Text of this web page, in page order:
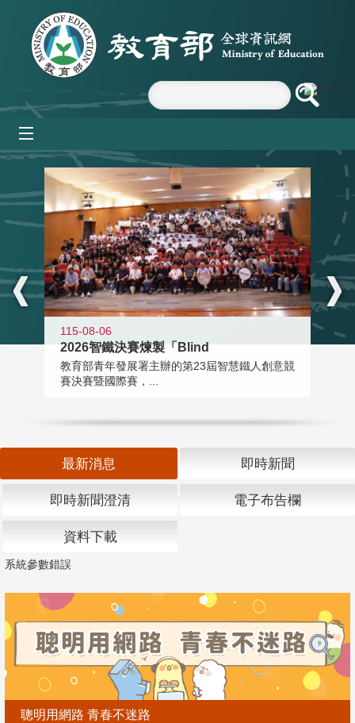
跳到主要內容區塊
:::
115-08-06
2026智鐵決賽煉製「Blind
教育部青年發展署主辦的第23屆智慧鐵人創意競
賽決賽暨國際賽，...
最新消息 即時新聞
即時新聞澄清 電子布告欄
資料下載
系統參數錯誤
聰明用網路 青春不迷路